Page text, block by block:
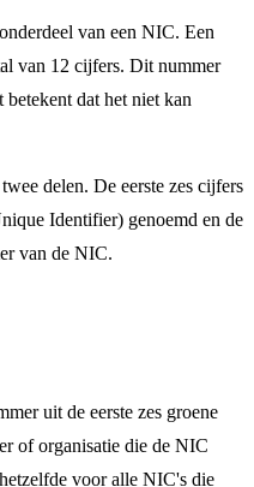
van een NIC. Een
van 12 cijfers. Dit nummer
dat het niet kan
delen. De eerste zes cijfers
Identifier) ​​genoemd en de
van de NIC.
uit de eerste zes groene
of organisatie die de NIC
voor alle NIC's die